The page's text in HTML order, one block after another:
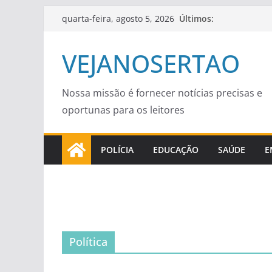
Pular
conteúdo
quarta-feira, agosto 5, 2026 Últimos:
VEJANOSERTAO
Nossa missão é fornecer notícias precisas e
oportunas para os leitores
POLÍCIA EDUCAÇÃO SAÚDE
Política